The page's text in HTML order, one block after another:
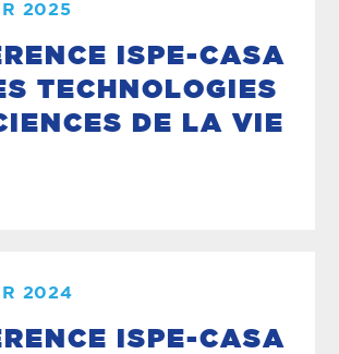
2025
ISPE-CASA
TECHNOLOGIES
DE LA VIE
2024
ISPE-CASA